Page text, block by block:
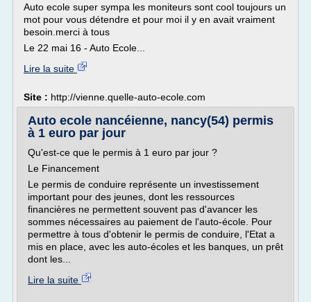
Auto ecole super sympa les moniteurs sont cool toujours un
mot pour vous détendre et pour moi il y en avait vraiment
besoin.merci à tous
Le 22 mai 16 - Auto Ecole...
Lire la suite
Site : http://vienne.quelle-auto-ecole.com
Auto ecole nancéienne, nancy(54) permis
à 1 euro par jour
Qu'est-ce que le permis à 1 euro par jour ?
Le Financement
Le permis de conduire représente un investissement
important pour des jeunes, dont les ressources
financières ne permettent souvent pas d'avancer les
sommes nécessaires au paiement de l'auto-école. Pour
permettre à tous d'obtenir le permis de conduire, l'Etat a
mis en place, avec les auto-écoles et les banques, un prêt
dont les...
Lire la suite